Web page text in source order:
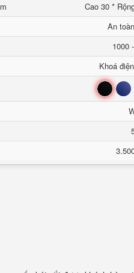
Cao 30 *
An
1000
Khoá
Đen Xanh